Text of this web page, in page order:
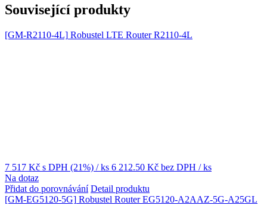
Související produkty
[GM-R2110-4L] Robustel LTE Router R2110-4L
7 517 Kč s DPH (21%) / ks 6 212.50 Kč bez DPH / ks
Na dotaz
Přidat do porovnávání Detail produktu
[GM-EG5120-5G] Robustel Router EG5120-A2AAZ-5G-A25GL